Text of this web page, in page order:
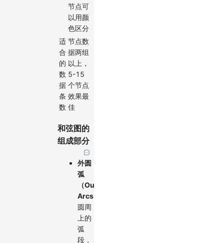
节点可
以用颜
色区分
适
合
的
数
据
条
数
节点数
据两组
以上，
5-15
个节点
效果最
佳
和弦图的
组成部分
外圆
弧
（Outer
Arcs）
圆周
上的
弧
段，